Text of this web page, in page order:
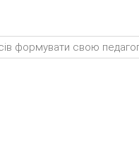
формувати свою